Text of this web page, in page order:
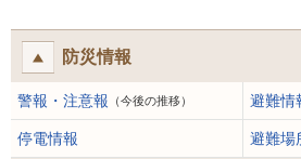
防災情報
警報・注意報 （今後の推移） 避難情
停電情報
避難場